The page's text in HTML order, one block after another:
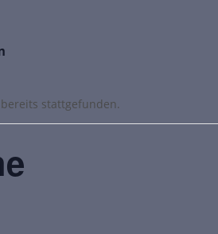
stattgefunden.